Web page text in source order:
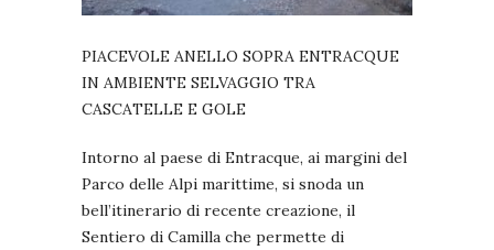
PIACEVOLE ANELLO SOPRA ENTRACQUE
IN AMBIENTE SELVAGGIO TRA
CASCATELLE E GOLE
Intorno al paese di Entracque, ai margini del
Parco delle Alpi marittime, si snoda un
bell’itinerario di recente creazione, il
Sentiero di Camilla che permette di